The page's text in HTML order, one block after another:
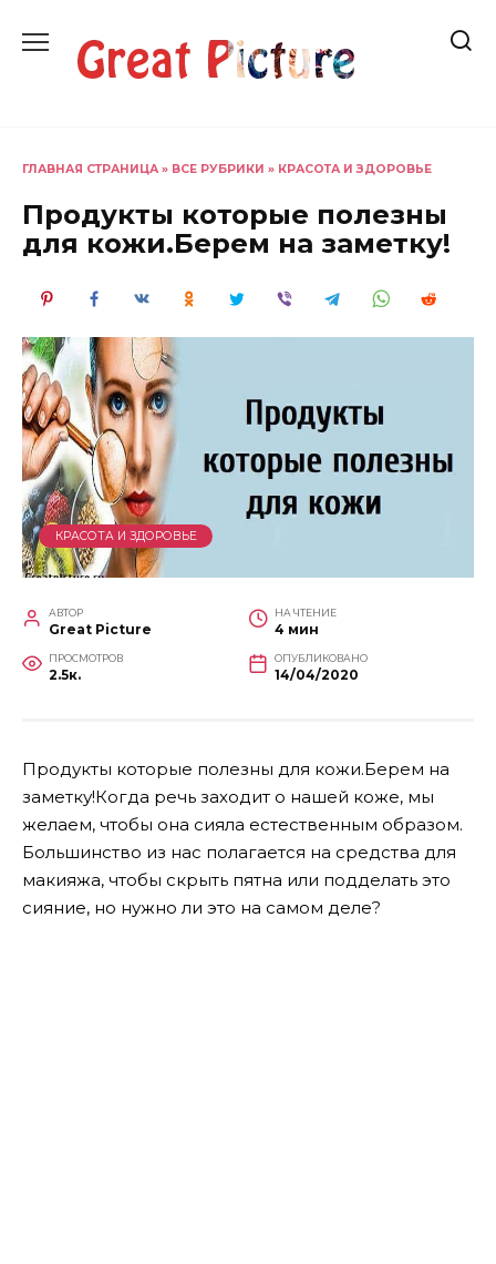
содержанию
ГЛАВНАЯ СТРАНИЦА » ВСЕ РУБРИКИ » КРАСОТА И ЗДОРОВЬЕ
Продукты которые полезны
для кожи.Берем на заметку!
КРАСОТА И ЗДОРОВЬЕ
АВТОР
Great Picture
НА ЧТЕНИЕ
4 мин
ПРОСМОТРОВ
2.5к.
ОПУБЛИКОВАНО
14/04/2020
Продукты которые полезны для кожи.Берем на
заметку!Когда речь заходит о нашей коже, мы
желаем, чтобы она сияла естественным образом.
Большинство из нас полагается на средства для
макияжа, чтобы скрыть пятна или подделать это
сияние, но нужно ли это на самом деле?